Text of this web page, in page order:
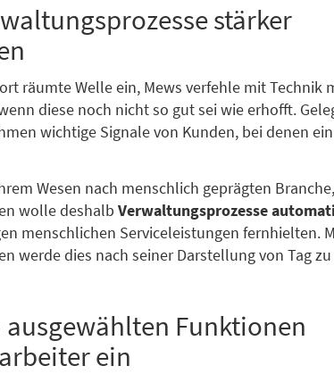
stärker
räumte Welle ein, Mews verfehle mit Technik
diese noch nicht so gut sei wie erhofft.
wichtige Signale von Kunden, bei denen
Wesen nach menschlich geprägten
wolle deshalb Verwaltungsprozesse
menschlichen Serviceleistungen fernhielten.
werde dies nach seiner Darstellung von Tag zu
ausgewählten Funktionen
ein